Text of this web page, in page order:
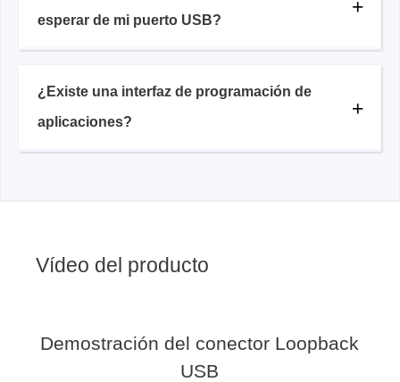
esperar de mi puerto USB?
¿Existe una interfaz de programación de
aplicaciones?
Vídeo del producto
Demostración del conector Loopback
USB